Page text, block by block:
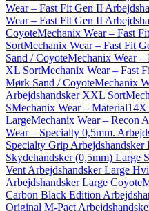
Wear – Fast Fit Gen II
Wear – Fast Fit Gen II
CoyoteMechanix Wear – Fast
SortMechanix Wear – Fast Fit
Sand / CoyoteMechanix Wear –
XL SortMechanix Wear – Fast
Mørk Sand / CoyoteMechanix
Arbejdshandsker XXL Sort
SMechanix Wear –
LargeMechanix Wear – Recon
Wear – Specialty 0,5mm.
Specialty Grip Arbejdshandsker
Skydehandsker (0,5mm) Large
Vent Arbejdshandsker Large
Arbejdshandsker Large Coyote
Carbon Black Edition
Original M-Pact